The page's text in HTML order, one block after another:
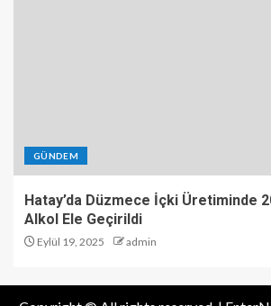
GÜNDEM
Hatay’da Düzmece İçki Üretiminde
Alkol Ele Geçirildi
Eylül 19, 2025 admin